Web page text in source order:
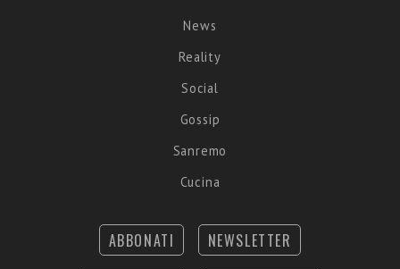
News
Reality
Social
Gossip
Sanremo
Cucina
ABBONATI NEWSLETTER